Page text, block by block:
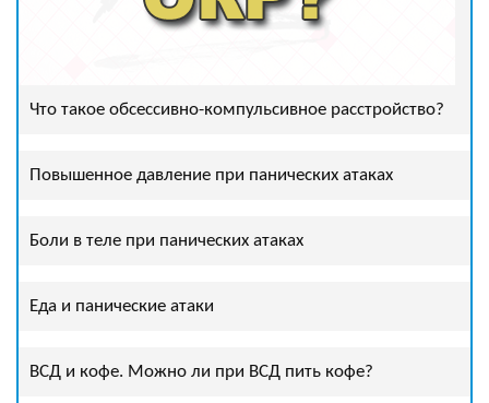
Что такое обсессивно-компульсивное расстройство?
Повышенное давление при панических атаках
Боли в теле при панических атаках
Еда и панические атаки
ВСД и кофе. Можно ли при ВСД пить кофе?